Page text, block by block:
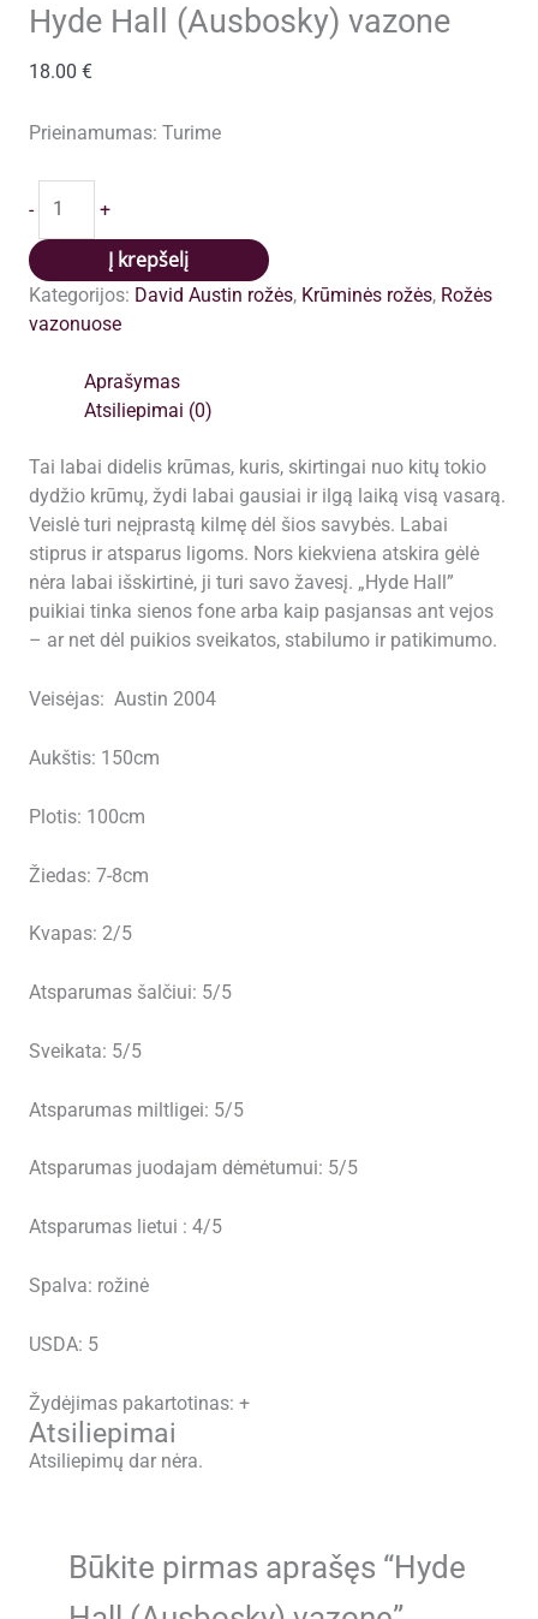
Hyde Hall (Ausbosky) vazone
18.00 €
Prieinamumas: Turime
-
kiekis:
Hyde
Hall
(Ausbosky)
vazone
+
Į krepšelį
Kategorijos: David Austin rožės, Krūminės rožės, Rožės
vazonuose
Aprašymas
Atsiliepimai (0)
Tai labai didelis krūmas, kuris, skirtingai nuo kitų tokio
dydžio krūmų, žydi labai gausiai ir ilgą laiką visą vasarą.
Veislė turi neįprastą kilmę dėl šios savybės. Labai
stiprus ir atsparus ligoms. Nors kiekviena atskira gėlė
nėra labai išskirtinė, ji turi savo žavesį. „Hyde Hall”
puikiai tinka sienos fone arba kaip pasjansas ant vejos
– ar net dėl puikios sveikatos, stabilumo ir patikimumo.
Veisėjas: Austin 2004
Aukštis: 150cm
Plotis: 100cm
Žiedas: 7-8cm
Kvapas: 2/5
Atsparumas šalčiui: 5/5
Sveikata: 5/5
Atsparumas miltligei: 5/5
Atsparumas juodajam dėmėtumui: 5/5
Atsparumas lietui : 4/5
Spalva: rožinė
USDA: 5
Žydėjimas pakartotinas: +
Atsiliepimai
Atsiliepimų dar nėra.
Būkite pirmas aprašęs “Hyde